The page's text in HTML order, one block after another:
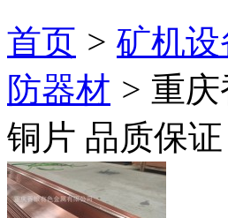
首页 > 矿机设
防器材 > 重
铜片 品质保